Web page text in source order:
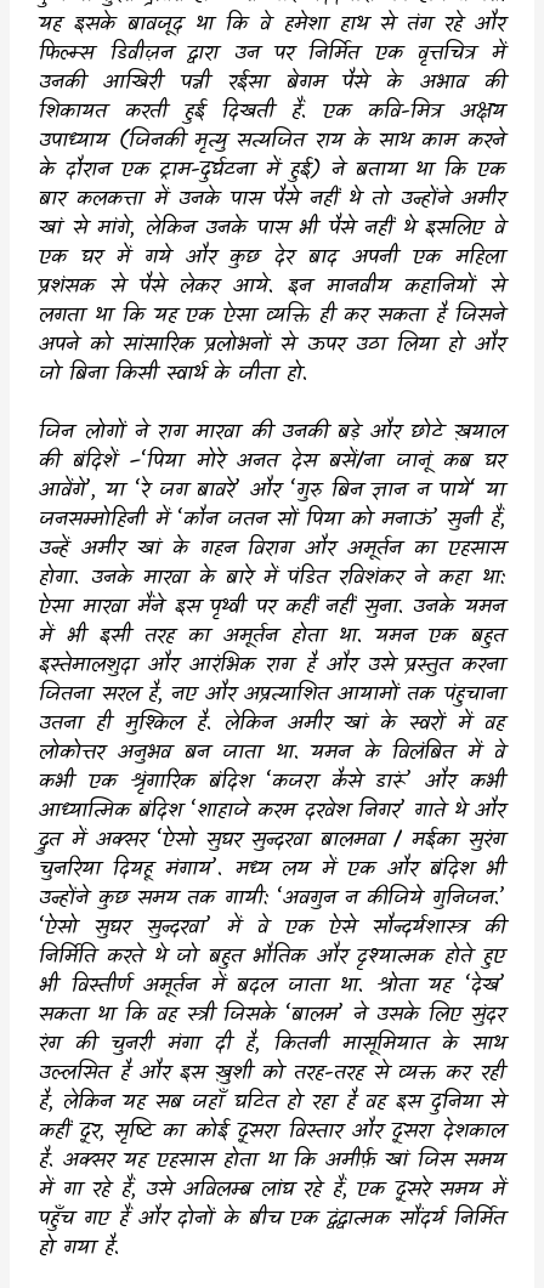
यह इसके बावजूद था कि वे हमेशा हाथ से तंग रहे और
फिल्म्स डिवीज़न द्वारा उन पर निर्मित एक वृत्तचित्र में
उनकी आखिरी पत्नी रईसा बेगम पैसे के अभाव की
शिकायत करती हुई दिखती हैं. एक कवि-मित्र अक्षय
उपाध्याय (जिनकी मृत्यु सत्यजित राय के साथ काम करने
के दौरान एक ट्राम-दुर्घटना में हुई) ने बताया था कि एक
बार कलकत्ता में उनके पास पैसे नहीं थे तो उन्होंने अमीर
खां से मांगे, लेकिन उनके पास भी पैसे नहीं थे इसलिए वे
एक घर में गये और कुछ देर बाद अपनी एक महिला
प्रशंसक से पैसे लेकर आये. इन मानवीय कहानियों से
लगता था कि यह एक ऐसा व्यक्ति ही कर सकता है जिसने
अपने को सांसारिक प्रलोभनों से ऊपर उठा लिया हो और
जो बिना किसी स्वार्थ के जीता हो.
जिन लोगों ने राग मारवा की उनकी बड़े और छोटे ख़याल
की बंदिशें –‘पिया मोरे अनत देस बसें/ना जानूं कब घर
आवेंगे’,या ‘रे जग बावरे’और ‘गुरु बिन ज्ञान न पाये‘या
जनसम्मोहिनी में‘कौन जतन सों पिया को मनाऊं’सुनी हैं,
उन्हें अमीर खां के गहन विराग और अमूर्तन का एहसास
होगा. उनके मारवा के बारे में पंडित रविशंकर ने कहा था:
ऐसा मारवा मैंने इस पृथ्वी पर कहीं नहीं सुना. उनके यमन
में भी इसी तरह का अमूर्तन होता था. यमन एक बहुत
इस्तेमालशुदा और आरंभिक राग है और उसे प्रस्तुत करना
जितना सरल है, नए और अप्रत्याशित आयामों तक पंहुचाना
उतना ही मुश्किल है. लेकिन अमीर खां के स्वरों में वह
लोकोत्तर अनुभव बन जाता था. यमन के विलंबित में वे
कभी एक श्रृंगारिक बंदिश ‘कजरा कैसे डारूं’और कभी
आध्यात्मिक बंदिश‘शाहाजे करम दरवेश निगर’ गाते थे और
द्रुत में अक्सर‘ऐसो सुघर सुन्दरवा बालमवा / मईका सुरंग
चुनरिया दियहू मंगाय’. मध्य लय में एक और बंदिश भी
उन्होंने कुछ समय तक गायी: ‘अवगुन न कीजिये गुनिजन.’
‘ऐसो सुघर सुन्दरवा’में वे एक ऐसे सौन्दर्यशास्त्र की
निर्मिति करते थे जो बहुत भौतिक और दृश्यात्मक होते हुए
भी विस्तीर्ण अमूर्तन में बदल जाता था. श्रोता यह ‘देख’
सकता था कि वह स्त्री जिसके ‘बालम’ने उसके लिए सुंदर
रंग की चुनरी मंगा दी है,कितनी मासूमियात के साथ
उल्लसित है और इस ख़ुशी को तरह-तरह से व्यक्त कर रही
है, लेकिन यह सब जहाँ घटित हो रहा है वह इस दुनिया से
कहीं दूर,सृष्टि का कोई दूसरा विस्तार और दूसरा देशकाल
है. अक्सर यह एहसास होता था कि अमीर्फ़ खां जिस समय
में गा रहे हैं,उसे अविलम्ब लांघ रहे हैं,एक दूसरे समय में
पहुँच गए हैं और दोनों के बीच एक द्वंद्वात्मक सौंदर्य निर्मित
हो गया है.